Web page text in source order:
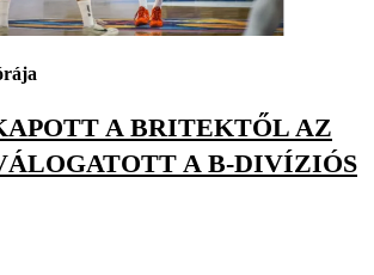
A BRITEKTŐL AZ
A B-DIVÍZIÓS